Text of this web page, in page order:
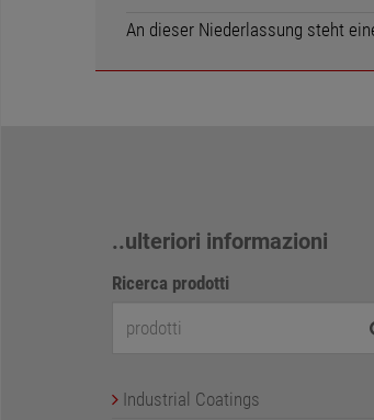
An dieser Niederlassung steht
..ulteriori informazioni
Ricerca prodotti
Industrial Coatings